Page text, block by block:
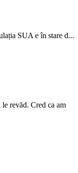
SUA e în stare d...
revăd. Cred ca am